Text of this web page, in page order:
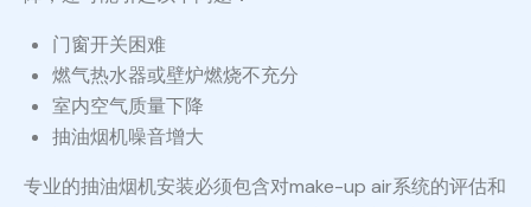
门窗开关困难
燃气热水器或壁炉燃烧不充分
室内空气质量下降
抽油烟机噪音增大
专业的抽油烟机安装必须包含对make-up air系统的评估和